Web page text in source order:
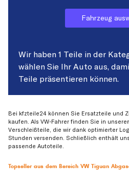
Fahrzeug
Wir haben 1 Teile in der
wählen Sie Ihr Auto aus,
Teile präsentieren können.
Bei kfzteile24 können Sie Ersatzteile und
kaufen. Als VW-Fahrer finden Sie in
Verschleißteile, die wir dank optimierter
Stunden versenden. Schließlich enthält
passende Autoteile.
Topseller aus dem Bereich VW Tiguan